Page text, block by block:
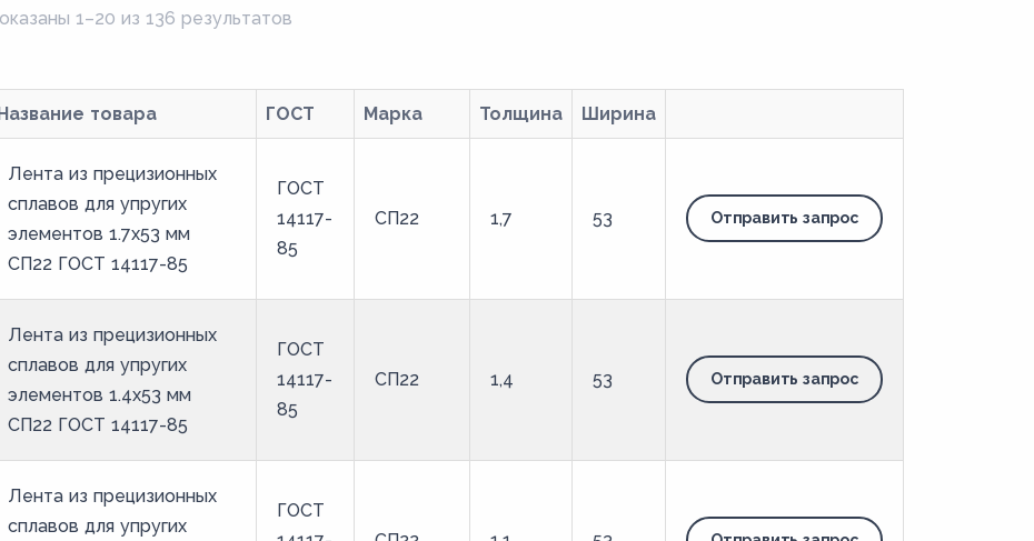
1–20 из 136 результатов
товара ГОСТ Марка Толщина Ширина
Лента из прецизионных
сплавов для упругих
элементов 1.7x53 мм
СП22 ГОСТ 14117-85
ГОСТ
14117-
85
СП22 1,7 53 Отправить запрос
Лента из прецизионных
сплавов для упругих
элементов 1.4x53 мм
СП22 ГОСТ 14117-85
ГОСТ
14117-
85
СП22 1,4 53 Отправить запрос
Лента из прецизионных
сплавов для упругих
ГОСТ